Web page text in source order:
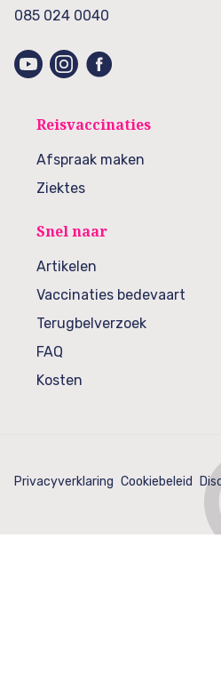
085 024 0040
Reisvaccinaties
Afspraak maken
Ziektes
Snel naar
Artikelen
Vaccinaties bedevaart
Terugbelverzoek
FAQ
Kosten
Privacyverklaring Cookiebeleid